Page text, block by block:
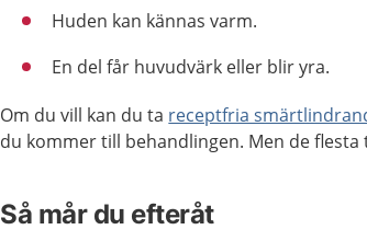
Huden kan kännas varm.
En del får huvudvärk eller blir yra.
Om du vill kan du ta receptfria
du kommer till behandlingen. Men de
Så mår du efteråt